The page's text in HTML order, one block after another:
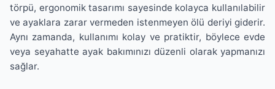
törpü, ergonomik tasarımı sayesinde kolayca kullanılabilir
ve ayaklara zarar vermeden istenmeyen ölü deriyi giderir.
Aynı zamanda, kullanımı kolay ve pratiktir, böylece evde
veya seyahatte ayak bakımınızı düzenli olarak yapmanızı
sağlar.